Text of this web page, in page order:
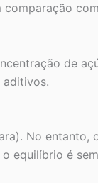
de
aditivos.
No
equilíbrio é